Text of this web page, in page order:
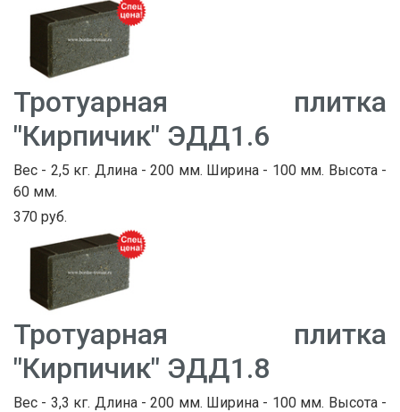
Тротуарная плитка
"Кирпичик" ЭДД1.6
Вес - 2,5 кг. Длина - 200 мм. Ширина - 100 мм. Высота -
60 мм.
370 руб.
Тротуарная плитка
"Кирпичик" ЭДД1.8
Вес - 3,3 кг. Длина - 200 мм. Ширина - 100 мм. Высота -